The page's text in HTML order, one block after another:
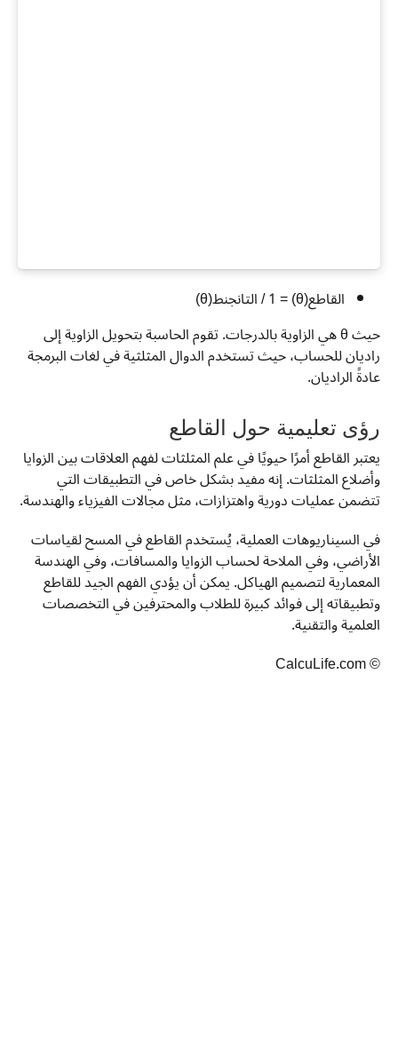
القاطع(θ) = 1 / التانجنط(θ)
حيث θ هي الزاوية بالدرجات. تقوم الحاسبة بتحويل الزاوية إلى
راديان للحساب، حيث تستخدم الدوال المثلثية في لغات البرمجة
عادةً الراديان.
رؤى تعليمية حول القاطع
يعتبر القاطع أمرًا حيويًا في علم المثلثات لفهم العلاقات بين الزوايا
وأضلاع المثلثات. إنه مفيد بشكل خاص في التطبيقات التي
تتضمن عمليات دورية واهتزازات، مثل مجالات الفيزياء والهندسة.
في السيناريوهات العملية، يُستخدم القاطع في المسح لقياسات
الأراضي، وفي الملاحة لحساب الزوايا والمسافات، وفي الهندسة
المعمارية لتصميم الهياكل. يمكن أن يؤدي الفهم الجيد للقاطع
وتطبيقاته إلى فوائد كبيرة للطلاب والمحترفين في التخصصات
العلمية والتقنية.
© CalcuLife.com